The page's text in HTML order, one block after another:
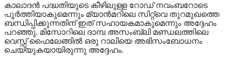
കാലാദന്‍ പദ്ധതിയുടെ കീഴിലുള്ള റോഡ് നവംബറോടെ
പൂര്‍ത്തിയാകുമെന്നും മ്യാന്‍മറിലെ സിറ്റ്വെ തുറമുഖത്തെ
ബന്ധിപ്പിക്കുന്നതിന് ഇത് സഹായകമാകുമെന്നും അദ്ദേഹം
പറഞ്ഞു. മിസോറിലെ ദാമ്പ അസംബ്ലി മണ്ഡലത്തിലെ
വെസ്റ്റ് ഫൈലേങ്ങില്‍ ഒരു റാലിയെ അഭിസംബോധനം
ചെയ്യുകയായിരുന്നു അദ്ദേഹം.